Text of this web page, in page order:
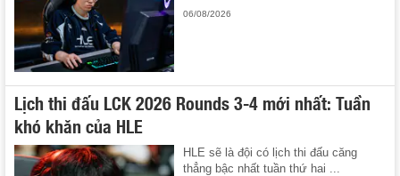
06/08/2026
Lịch thi đấu LCK 2026 Rounds 3-4 mới nhất: Tuần
khó khăn của HLE
HLE sẽ là đội có lịch thi đấu căng
thẳng bậc nhất tuần thứ hai ...